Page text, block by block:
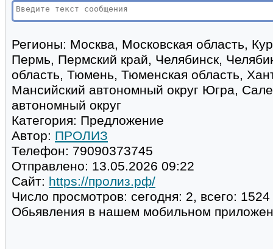
Регионы: Москва, Московская область,
Пермь, Пермский край, Челябинск,
область, Тюмень, Тюменская область,
Мансийский автономный округ Югра,
автономный округ
Категория: Предложение
Автор: ПРОЛИЗ
Телефон: 79090373745
Отправлено: 13.05.2026 09:22
Сайт: https://пролиз.рф/
Число просмотров: сегодня: 2, всего: 1524
Обьявления в нашем мобильном